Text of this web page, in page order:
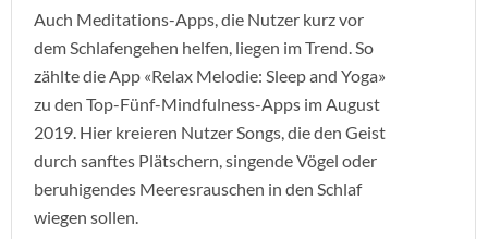
Auch Meditations-Apps, die Nutzer kurz vor
dem Schlafengehen helfen, liegen im Trend. So
zählte die App «Relax Melodie: Sleep and Yoga»
zu den Top-Fünf-Mindfulness-Apps im August
2019. Hier kreieren Nutzer Songs, die den Geist
durch sanftes Plätschern, singende Vögel oder
beruhigendes Meeresrauschen in den Schlaf
wiegen sollen.